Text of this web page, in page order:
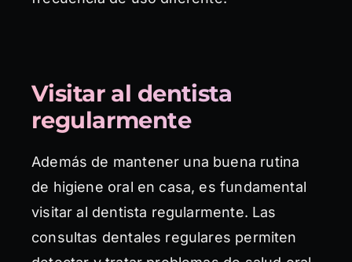
Visitar al dentista
regularmente
Además de mantener una buena rutina
de higiene oral en casa, es fundamental
visitar al dentista regularmente. Las
consultas dentales regulares permiten